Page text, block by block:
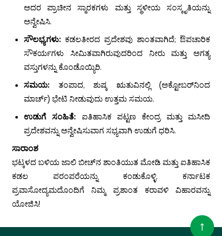
ಅದರ ಪ್ರಾಚೀನ ಸ್ಮಾರಕಗಳು ಮತ್ತು ಸ್ಥಳೀಯ ಸಂಸ್ಕೃತಿಯನ್ನು
ಅನ್ವೇಷಿಸಿ.
ಸೌಲಭ್ಯಗಳು: ಕಡಲತೀರದ ಪ್ರದೇಶವು ಶಾಂತವಾಗಿದೆ; ಔಪಚಾರಿಕ
ಸೌಕರ್ಯಗಳು ಸೀಮಿತವಾಗಿರುವುದರಿಂದ ನೀರು ಮತ್ತು ಅಗತ್ಯ
ವಸ್ತುಗಳನ್ನು ಕೊಂಡೊಯ್ಯಿರಿ.
ಸಮಯ: ತಂಪಾದ, ಶುಷ್ಕ ಋತುವಿನಲ್ಲಿ (ಅಕ್ಟೋಬರ್‌ನಿಂದ
ಮಾರ್ಚ್) ಭೇಟಿ ನೀಡುವುದು ಉತ್ತಮ ಸಮಯ.
ಉಡುಗೆ ಸಂಹಿತೆ: ಐತಿಹಾಸಿಕ ಪಟ್ಟಣ ಕೇಂದ್ರ ಮತ್ತು ಮಸೀದಿ
ಪ್ರದೇಶವನ್ನು ಅನ್ವೇಷಿಸುವಾಗ ಸಭ್ಯವಾಗಿ ಉಡುಗೆ ಧರಿಸಿ.
ಸಾರಾಂಶ
ಭಟ್ಕಳದ ಬಳಿಯ ಜಾಲಿ ಬೀಚ್‌ನ ಶಾಂತಿಯುತ ಮೋಡಿ ಮತ್ತು ಐತಿಹಾಸಿಕ
ಕಡಲ ಪರಂಪರೆಯನ್ನು ಕಂಡುಕೊಳ್ಳಿ. ಕರ್ನಾಟಕ
ಪ್ರವಾಸೋದ್ಯಮದೊಂದಿಗೆ ನಿಮ್ಮ ಪ್ರಶಾಂತ ಕರಾವಳಿ ವಿಹಾರವನ್ನು
ಯೋಜಿಸಿ!